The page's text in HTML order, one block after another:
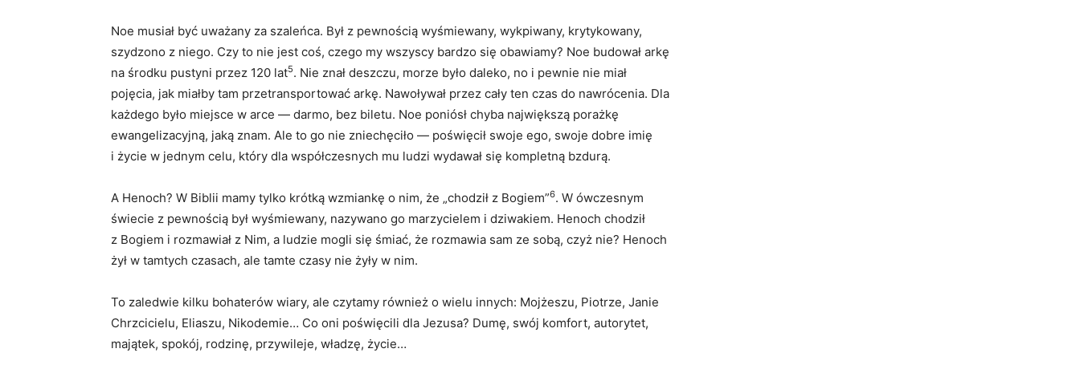
Noe musiał być uważany za szaleńca. Był z pewnością wyśmiewany, wykpiwany, krytykowany,
szydzono z niego. Czy to nie jest coś, czego my wszyscy bardzo się obawiamy? Noe budował arkę
na środku pustyni przez 120 lat5. Nie znał deszczu, morze było daleko, no i pewnie nie miał
pojęcia, jak miałby tam przetransportować arkę. Nawoływał przez cały ten czas do nawrócenia. Dla
każdego było miejsce w arce — darmo, bez biletu. Noe poniósł chyba największą porażkę
ewangelizacyjną, jaką znam. Ale to go nie zniechęciło — poświęcił swoje ego, swoje dobre imię
i życie w jednym celu, który dla współczesnych mu ludzi wydawał się kompletną bzdurą.
A Henoch? W Biblii mamy tylko krótką wzmiankę o nim, że „chodził z Bogiem”6. W ówczesnym
świecie z pewnością był wyśmiewany, nazywano go marzycielem i dziwakiem. Henoch chodził
z Bogiem i rozmawiał z Nim, a ludzie mogli się śmiać, że rozmawia sam ze sobą, czyż nie? Henoch
żył w tamtych czasach, ale tamte czasy nie żyły w nim.
To zaledwie kilku bohaterów wiary, ale czytamy również o wielu innych: Mojżeszu, Piotrze, Janie
Chrzcicielu, Eliaszu, Nikodemie… Co oni poświęcili dla Jezusa? Dumę, swój komfort, autorytet,
majątek, spokój, rodzinę, przywileje, władzę, życie…